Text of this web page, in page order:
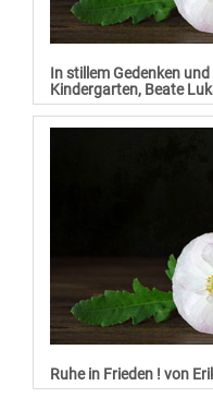
In stillem Gedenken
Kindergarten, Beate
Ruhe in Frieden ! von